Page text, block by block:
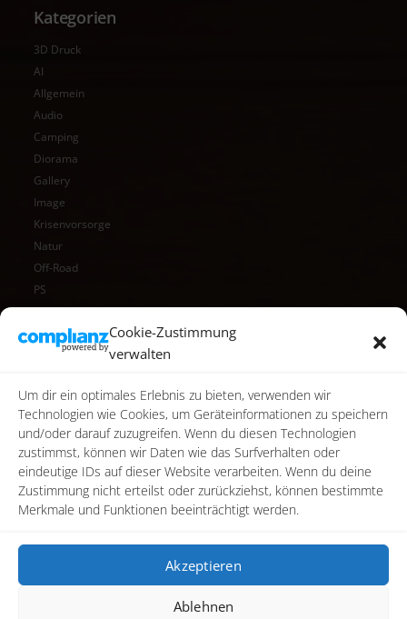
Cookie-Zustimmung
verwalten
Um dir ein optimales Erlebnis zu bieten, verwenden wir
Technologien wie Cookies, um Geräteinformationen zu speichern
und/oder darauf zuzugreifen. Wenn du diesen Technologien
zustimmst, können wir Daten wie das Surfverhalten oder
eindeutige IDs auf dieser Website verarbeiten. Wenn du deine
Zustimmung nicht erteilst oder zurückziehst, können bestimmte
Merkmale und Funktionen beeinträchtigt werden.
Akzeptieren
Ablehnen
Kategorien
3D Druck
AI
Allgemein
Audio
Camping
Diorama
Gallery
Image
Krisenvorsorge
Natur
Off-Road
PS
Reise
Reisen
Star Wars
Video
Copyright ©2026